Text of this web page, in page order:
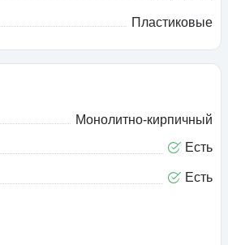
Пластиковые
Монолитно-кирпичный
Есть
Есть